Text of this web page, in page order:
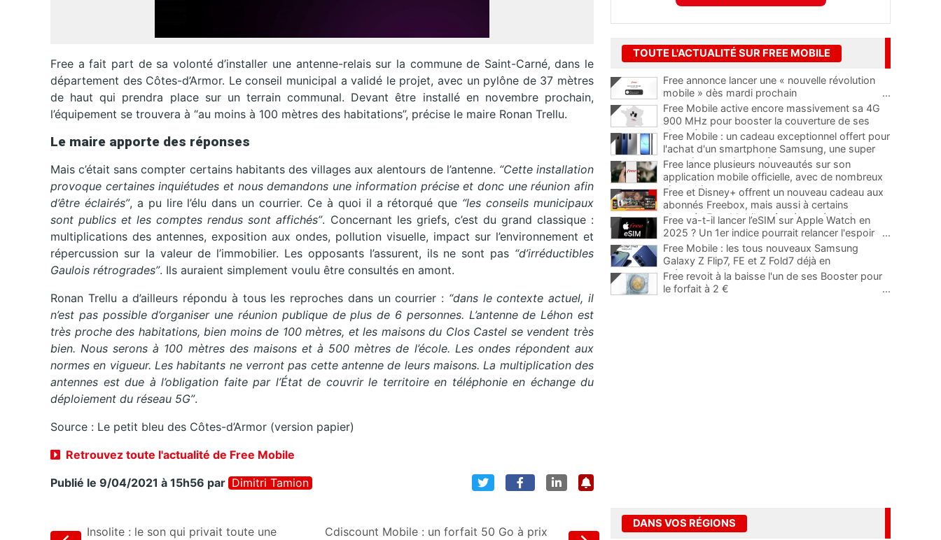
Free a fait part de sa volonté d’installer une antenne-relais sur la commune de Saint-Carné, dans le
département des Côtes-d’Armor. Le conseil municipal a validé le projet, avec un pylône de 37 mètres
de haut qui prendra place sur un terrain communal. Devant être installé en novembre prochain,
l’équipement se trouvera à “au moins à 100 mètres des habitations”, précise le maire Ronan Trellu.
Le maire apporte des réponses
Mais c’était sans compter certains habitants des villages aux alentours de l’antenne. “Cette installation
provoque certaines inquiétudes et nous demandons une information précise et donc une réunion afin
d’être éclairés”, a pu lire l’élu dans un courrier. Ce à quoi il a rétorqué que “les conseils municipaux
sont publics et les comptes rendus sont affichés”. Concernant les griefs, c’est du grand classique :
multiplications des antennes, exposition aux ondes, pollution visuelle, impact sur l’environnement et
répercussion sur la valeur de l’immobilier. Les opposants l’assurent, ils ne sont pas “d’irréductibles
Gaulois rétrogrades”. Ils auraient simplement voulu être consultés en amont.
Ronan Trellu a d’ailleurs répondu à tous les reproches dans un courrier : “dans le contexte actuel, il
n’est pas possible d’organiser une réunion publique de plus de 6 personnes. L’antenne de Léhon est
très proche des habitations, bien moins de 100 mètres, et les maisons du Clos Castel se vendent très
bien. Nous serons à 100 mètres des maisons et à 500 mètres de l’école. Les ondes répondent aux
normes en vigueur. Les habitants ne verront pas cette antenne de leurs maisons. La multiplication des
antennes est due à l’obligation faite par l’État de couvrir le territoire en téléphonie en échange du
déploiement du réseau 5G”.
Source : Le petit bleu des Côtes-d’Armor (version papier)
Retrouvez toute l'actualité de Free Mobile
Publié le 9/04/2021 à 15h56 par Dimitri Tamion
Insolite : le son qui privait toute une
Cdiscount Mobile : un forfait 50 Go à prix
TOUTE L'ACTUALITÉ SUR FREE MOBILE
Free annonce lancer une « nouvelle révolution
mobile » dès mardi prochain
...
Free Mobile active encore massivement sa 4G
900 MHz pour booster la couverture de ses
abonnés
...
Free Mobile : un cadeau exceptionnel offert pour
l'achat d'un smartphone Samsung, une super
occasion pour la rentrée
Free lance plusieurs nouveautés sur son
application mobile officielle, avec de nombreux
ajouts bienvenus
...
Free et Disney+ offrent un nouveau cadeau aux
abonnés Freebox, mais aussi à certains
abonnés Free Mobile grâce à une évolution
Free va-t-il lancer l’eSIM sur Apple Watch en
2025 ? Un 1er indice pourrait relancer l'espoir
...
Free Mobile : les tous nouveaux Samsung
Galaxy Z Flip7, FE et Z Fold7 déjà en
précommande avec des promos
Free revoit à la baisse l'un de ses Booster pour
le forfait à 2 €
...
DANS VOS RÉGIONS